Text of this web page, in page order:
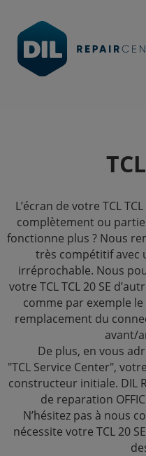
L’écran de votre TCL
complètement ou
fonctionne plus ? Nous
très compétitif avec
irréprochable. Nous
votre TCL TCL 20 SE
comme par exemple
remplacement du
avant/
De plus, en vous
"TCL Service Center",
constructeur initiale. DIL
de reparation
N’hésitez pas à nous
nécessite votre TCL 20